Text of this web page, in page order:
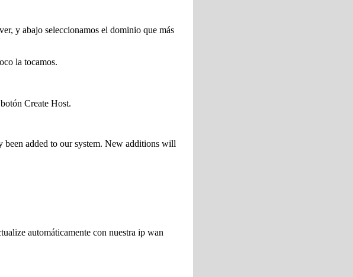
y abajo seleccionamos el dominio que más
la tocamos.
Create Host.
been added to our system. New additions will
automáticamente con nuestra ip wan